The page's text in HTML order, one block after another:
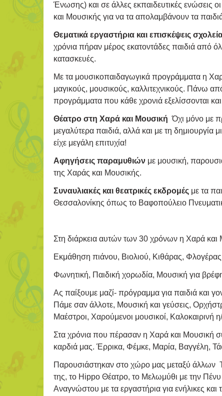
Ένωσης) και σε άλλες εκπαιδευτικές ενώσεις
και Μουσικής για να τα απολαμβάνουν τα
Θεματικά εργαστήρια και επισκέψεις
χρόνια πήραν μέρος εκατοντάδες παιδιά από
κατασκευές.
Με τα μουσικοπαιδαγωγικά προγράμματα η
μαγικούς, μουσικούς, καλλιτεχνικούς. Πάνω
προγράμματα που κάθε χρονιά εξελίσσονται και
Θέατρο στη Χαρά και ΜουσικήΌχι μόνο με
μεγαλύτερα παιδιά, αλλά και με τη δημιουργία
είχε μεγάλη επιτυχία!
Αφηγήσεις παραμυθιών με μουσική,
της Χαράς και Μουσικής.
Συναυλιακές και θεατρικές εκδρομές με τα
Θεσσαλονίκης όπως το Βαφοπούλειο
Στη διάρκεια αυτών των 30 χρόνων η Χαρά και
Εκμάθηση πιάνου, Βιολιού, Κιθάρας,
Φωνητική, Παιδική χορωδία, Μουσική για
Ας παίξουμε μαζί- πρόγραμμα για παιδιά και
Πάμε σαν άλλοτε, Μουσική και γεύσεις,
Μαέστροι, Χαρούμενοι μουσικοί,
Στα χρόνια που πέρασαν η Χαρά και Μουσική
καρδιά μας. Έρρικα, Φέμκε, Μαρία, Βαγγέλη,
Παρουσιάστηκαν στο χώρο μας μεταξύ άλλων
της, το Hippo Θέατρο, το Μελωμύθι με την
Αναγνώστου με τα εργαστήρια για ενήλικες